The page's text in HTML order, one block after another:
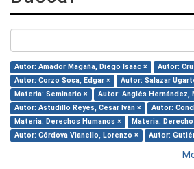
Autor: Amador Magaña, Diego Isaac ×
Autor:
Autor: Corzo Sosa, Edgar ×
Autor: Salazar
Materia: Seminario ×
Autor: Anglés Hernández,
Autor: Astudillo Reyes, César Iván ×
Autor:
Materia: Derechos Humanos ×
Materia:
Autor: Córdova Vianello, Lorenzo ×
Autor: